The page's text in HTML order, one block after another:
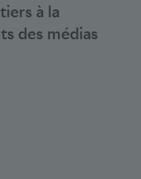
à la
des médias